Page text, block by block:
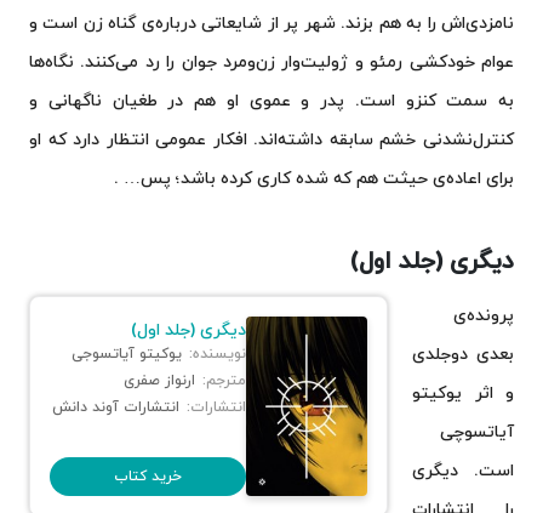
نامزدی‌اش را به هم بزند. شهر پر از شایعاتی درباره‌ی گناه زن است و
عوام خودکشی رمئو و ژولیت‌وار زن‌ومرد جوان را رد می‌کنند. نگاه‌ها
به سمت کنزو است. پدر و عموی او هم در طغیان ناگهانی و
کنترل‌نشدنی خشم سابقه داشته‌اند. افکار عمومی انتظار دارد که او
برای اعاده‌ی حیثت هم که شده کاری کرده باشد؛ پس… .
دیگری (جلد اول)
دیگری (جلد اول)
نویسنده: یوکیتو آیاتسوجی
مترجم: ارنواز صفری
انتشارات: انتشارات آوند دانش
خرید کتاب
پرونده‌ی
بعدی دوجلدی
و اثر یوکیتو
آیاتسوچی
است. دیگری